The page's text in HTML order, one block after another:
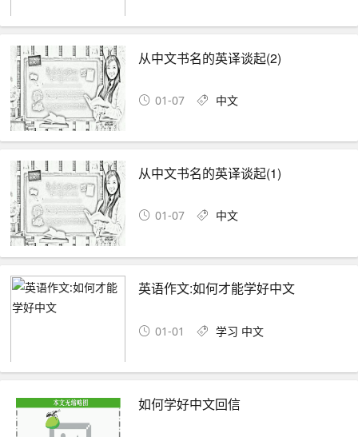
从中文书名的英译谈起(2)
01-07 中文
从中文书名的英译谈起(1)
01-07 中文
英语作文:如何才能学好中文
01-01 学习 中文
如何学好中文回信